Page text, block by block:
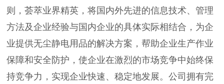
则，荟萃业界精英，将国内外先进的信息技术、管理
方法及企业经验与国内企业的具体实际相结合，为企
业提供无尘静电用品的解决方案，帮助企业生产作业
保障和安全防护，使企业在激烈的市场竞争中始终保
持竞争力，实现企业快速、稳定地发展。公司拥有完